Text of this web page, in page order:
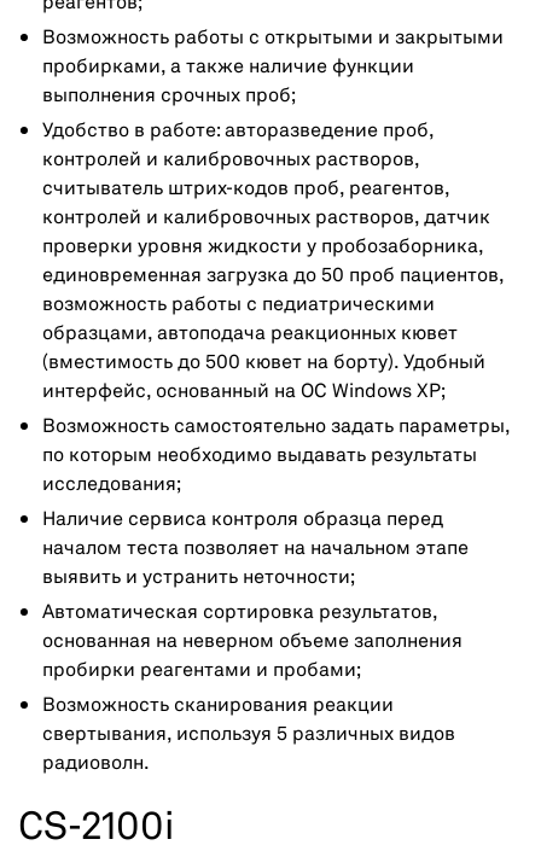
реагентов;
Возможность работы с открытыми и закрытыми
пробирками, а также наличие функции
выполнения срочных проб;
Удобство в работе: авторазведение проб,
контролей и калибровочных растворов,
считыватель штрих-кодов проб, реагентов,
контролей и калибровочных растворов, датчик
проверки уровня жидкости у пробозаборника,
единовременная загрузка до 50 проб пациентов,
возможность работы с педиатрическими
образцами, автоподача реакционных кювет
(вместимость до 500 кювет на борту). Удобный
интерфейс, основанный на ОС Windows XP;
Возможность самостоятельно задать параметры,
по которым необходимо выдавать результаты
исследования;
Наличие сервиса контроля образца перед
началом теста позволяет на начальном этапе
выявить и устранить неточности;
Автоматическая сортировка результатов,
основанная на неверном объеме заполнения
пробирки реагентами и пробами;
Возможность сканирования реакции
свертывания, используя 5 различных видов
радиоволн.
CS-2100i